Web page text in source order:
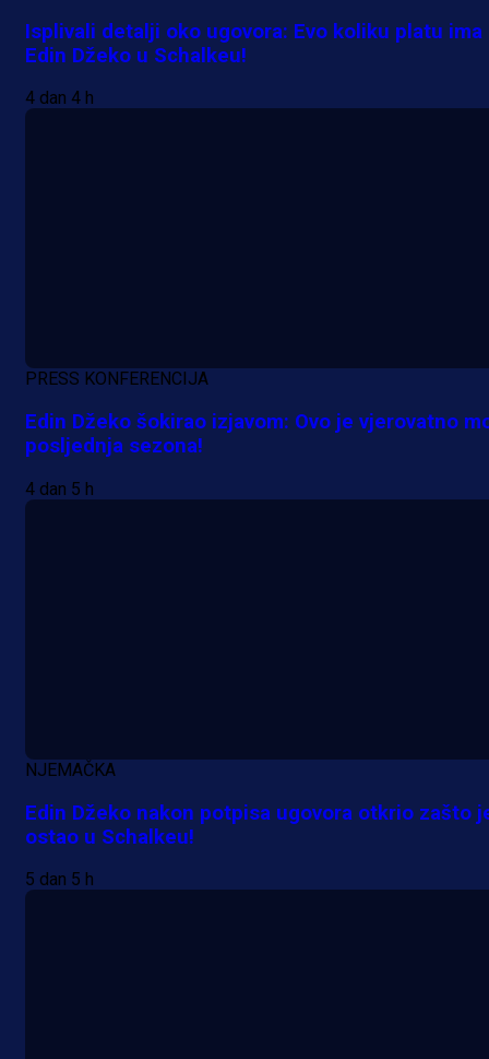
1 h 29 min
Isplivali detalji oko ugovora: Evo koliku platu ima
Edin Džeko u Schalkeu!
4 dan 4 h
PRESS KONFERENCIJA
Edin Džeko šokirao izjavom: Ovo je vjerovatno
posljednja sezona!
4 dan 5 h
NJEMAČKA
Edin Džeko nakon potpisa ugovora otkrio zašto
ostao u Schalkeu!
5 dan 5 h